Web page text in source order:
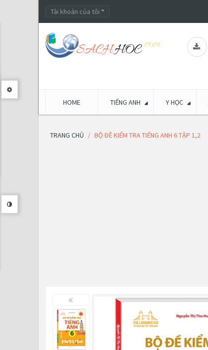
Tài khoản của tôi
HOME TIẾNG ANH Y HỌC
TRANG CHỦ BỘ ĐỀ KIỂM TRA TIẾNG ANH 6 TẬP 1,2